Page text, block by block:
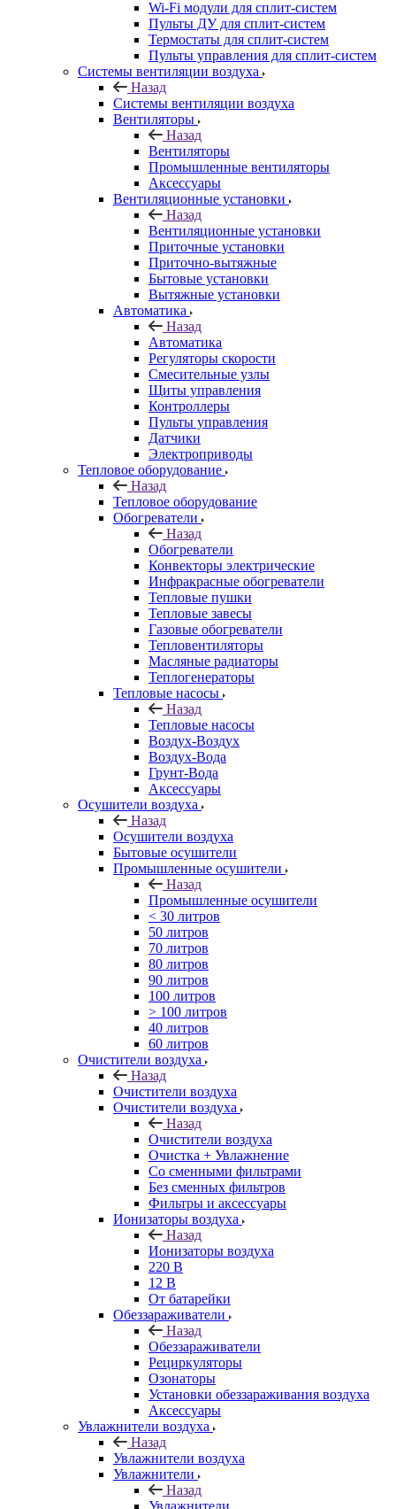
Wi-Fi модули для сплит-систем
Пульты ДУ для сплит-систем
Термостаты для сплит-систем
Пульты управления для сплит-систем
Системы вентиляции воздуха
Назад
Системы вентиляции воздуха
Вентиляторы
Назад
Вентиляторы
Промышленные вентиляторы
Аксессуары
Вентиляционные установки
Назад
Вентиляционные установки
Приточные установки
Приточно-вытяжные
Бытовые установки
Вытяжные установки
Автоматика
Назад
Автоматика
Регуляторы скорости
Смесительные узлы
Щиты управления
Контроллеры
Пульты управления
Датчики
Электроприводы
Тепловое оборудование
Назад
Тепловое оборудование
Обогреватели
Назад
Обогреватели
Конвекторы электрические
Инфракрасные обогреватели
Тепловые пушки
Тепловые завесы
Газовые обогреватели
Тепловентиляторы
Масляные радиаторы
Теплогенераторы
Тепловые насосы
Назад
Тепловые насосы
Воздух-Воздух
Воздух-Вода
Грунт-Вода
Аксессуары
Осушители воздуха
Назад
Осушители воздуха
Бытовые осушители
Промышленные осушители
Назад
Промышленные осушители
< 30 литров
50 литров
70 литров
80 литров
90 литров
100 литров
> 100 литров
40 литров
60 литров
Очистители воздуха
Назад
Очистители воздуха
Очистители воздуха
Назад
Очистители воздуха
Очистка + Увлажнение
Cо сменными фильтрами
Без сменных фильтров
Фильтры и аксессуары
Ионизаторы воздуха
Назад
Ионизаторы воздуха
220 В
12 В
От батарейки
Обеззараживатели
Назад
Обеззараживатели
Рециркуляторы
Озонаторы
Установки обеззараживания воздуха
Аксессуары
Увлажнители воздуха
Назад
Увлажнители воздуха
Увлажнители
Назад
Увлажнители